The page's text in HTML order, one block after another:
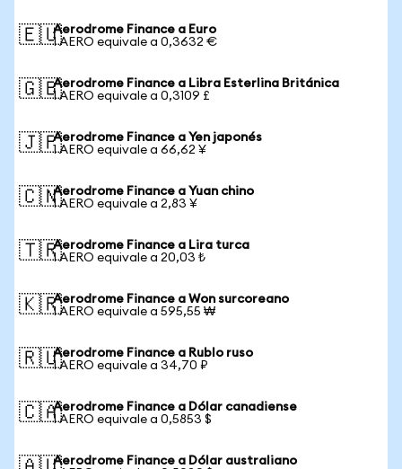
🇪🇺Aerodrome Finance a Euro
1 AERO equivale a 0,3632 €
🇬🇧Aerodrome Finance a Libra Esterlina Británica
1 AERO equivale a 0,3109 £
🇯🇵Aerodrome Finance a Yen japonés
1 AERO equivale a 66,62 ¥
🇨🇳Aerodrome Finance a Yuan chino
1 AERO equivale a 2,83 ¥
🇹🇷Aerodrome Finance a Lira turca
1 AERO equivale a 20,03 ₺
🇰🇷Aerodrome Finance a Won surcoreano
1 AERO equivale a 595,55 ₩
🇷🇺Aerodrome Finance a Rublo ruso
1 AERO equivale a 34,70 ₽
🇨🇦Aerodrome Finance a Dólar canadiense
1 AERO equivale a 0,5853 $
Aerodrome Finance a Dólar australiano